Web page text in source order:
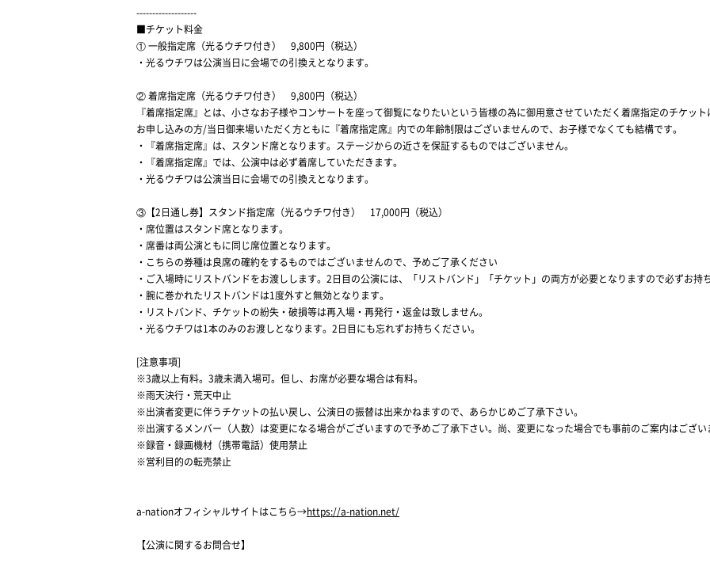
-------------------
■チケット料金
① 一般指定席（光るウチワ付き） 9,800円（税込）
・光るウチワは公演当日に会場での引換えとなります。
② 着席指定席（光るウチワ付き） 9,800円（税込）
『着席指定席』とは、小さなお子様やコンサートを座って御覧になりたいという皆様の為に御用意させていただく着席指定のチケット
お申し込みの方/当日御来場いただく方ともに『着席指定席』内での年齢制限はございませんので、お子様でなくても結構です。
・『着席指定席』は、スタンド席となります。ステージからの近さを保証するものではございません。
・『着席指定席』では、公演中は必ず着席していただきます。
・光るウチワは公演当日に会場での引換えとなります。
③【2日通し券】スタンド指定席（光るウチワ付き） 17,000円（税込）
・席位置はスタンド席となります。
・席番は両公演ともに同じ席位置となります。
・こちらの券種は良席の確約をするものではございませんので、予めご了承ください
・ご入場時にリストバンドをお渡しします。2日目の公演には、「リストバンド」「チケット」の両方が必要となりますので必ずお持
・腕に巻かれたリストバンドは1度外すと無効となります。
・リストバンド、チケットの紛失・破損等は再入場・再発行・返金は致しません。
・光るウチワは1本のみのお渡しとなります。2日目にも忘れずお持ちください。
[注意事項]
※3歳以上有料。3歳未満入場可。但し、お席が必要な場合は有料。
※雨天決行・荒天中止
※出演者変更に伴うチケットの払い戻し、公演日の振替は出来かねますので、あらかじめご了承下さい。
※出演するメンバー（人数）は変更になる場合がございますので予めご了承下さい。尚、変更になった場合でも事前のご案内はござい
※録音・録画機材（携帯電話）使用禁止
※営利目的の転売禁止
a-nationオフィシャルサイトはこちら→https://a-nation.net/
【公演に関するお問合せ】